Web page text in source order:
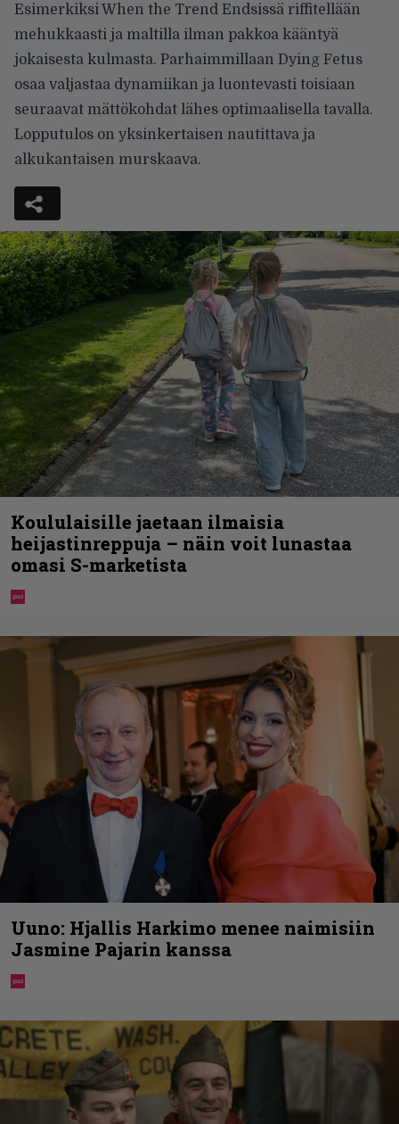
Esimerkiksi When the Trend Endsissä riffitellään
mehukkaasti ja maltilla ilman pakkoa kääntyä
jokaisesta kulmasta. Parhaimmillaan Dying Fetus
osaa valjastaa dynamiikan ja luontevasti toisiaan
seuraavat mättökohdat lähes optimaalisella tavalla.
Lopputulos on yksinkertaisen nautittava ja
alkukantaisen murskaava.
Koululaisille jaetaan ilmaisia
heijastinreppuja – näin voit lunastaa
omasi S-marketista
Uuno: Hjallis Harkimo menee naimisiin
Jasmine Pajarin kanssa